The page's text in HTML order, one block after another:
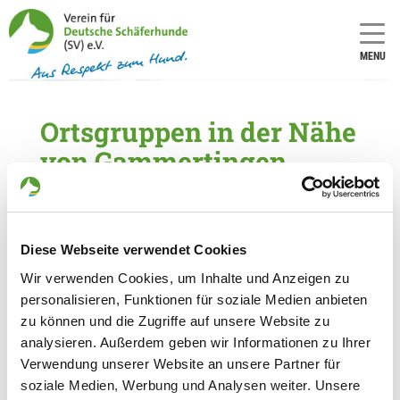
Diese Webseite verwendet Cookies
Wir verwenden Cookies, um Inhalte und Anzeigen zu
personalisieren, Funktionen für soziale Medien anbieten
zu können und die Zugriffe auf unsere Website zu
analysieren. Außerdem geben wir Informationen zu Ihrer
Verwendung unserer Website an unsere Partner für
soziale Medien, Werbung und Analysen weiter. Unsere
MENU
Ortsgruppen in der Nähe
von Gammertingen
5 Ortsgruppen im Umkreis von 20 km gefunden
OG - Heuberg, Sitz Stetten A.K.M.
Details
72510 Frohnstetten
OG - Mägerkingen e.V.
Auf der Dölle
72818 Mägerkingen